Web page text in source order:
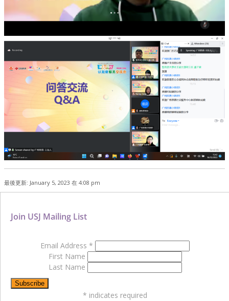
最後更新: January 5, 2023 在 4:08 pm
Join USJ Mailing List
Email Address *
First Name
Last Name
* indicates required